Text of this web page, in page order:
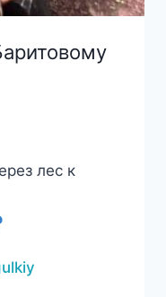
лес к
Текущая
4500₽.